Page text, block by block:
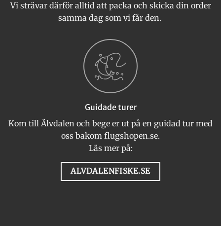
Vi strävar därför alltid att packa och skicka din order
samma dag som vi får den.
Guidade turer
Kom till Älvdalen och bege er ut på en guidad tur med
oss bakom flugshopen.se.
Läs mer på:
ALVDALENFISKE.SE